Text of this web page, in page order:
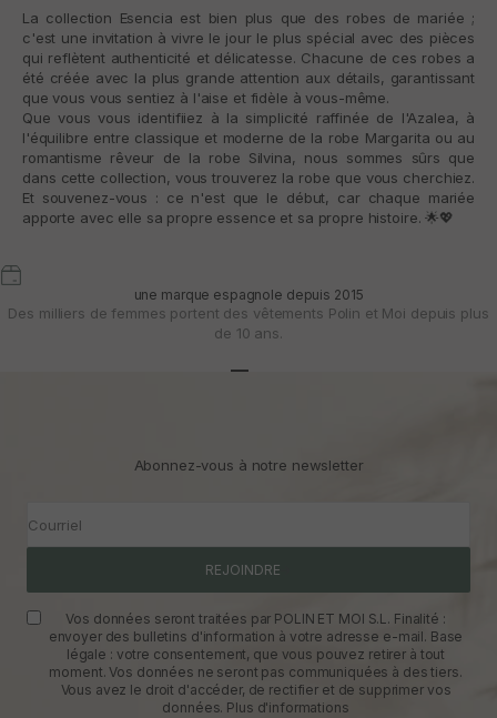
La collection Esencia est bien plus que des robes de mariée ;
c'est une invitation à vivre le jour le plus spécial avec des pièces
qui reflètent authenticité et délicatesse. Chacune de ces robes a
été créée avec la plus grande attention aux détails, garantissant
que vous vous sentiez à l'aise et fidèle à vous-même.
Que vous vous identifiiez à la simplicité raffinée de l'Azalea, à
l'équilibre entre classique et moderne de la robe Margarita ou au
romantisme rêveur de la robe Silvina, nous sommes sûrs que
dans cette collection, vous trouverez la robe que vous cherchiez.
Et souvenez-vous : ce n'est que le début, car chaque mariée
apporte avec elle sa propre essence et sa propre histoire.🌟💖
une marque espagnole depuis 2015
Des milliers de femmes portent des vêtements Polin et Moi depuis plus
de 10 ans.
Abonnez-vous à notre newsletter
Courriel
REJOINDRE
Vos données seront traitées par POLIN ET MOI S.L. Finalité :
envoyer des bulletins d'information à votre adresse e-mail. Base
légale : votre consentement, que vous pouvez retirer à tout
moment. Vos données ne seront pas communiquées à des tiers.
Vous avez le droit d'accéder, de rectifier et de supprimer vos
données. Plus d'informations